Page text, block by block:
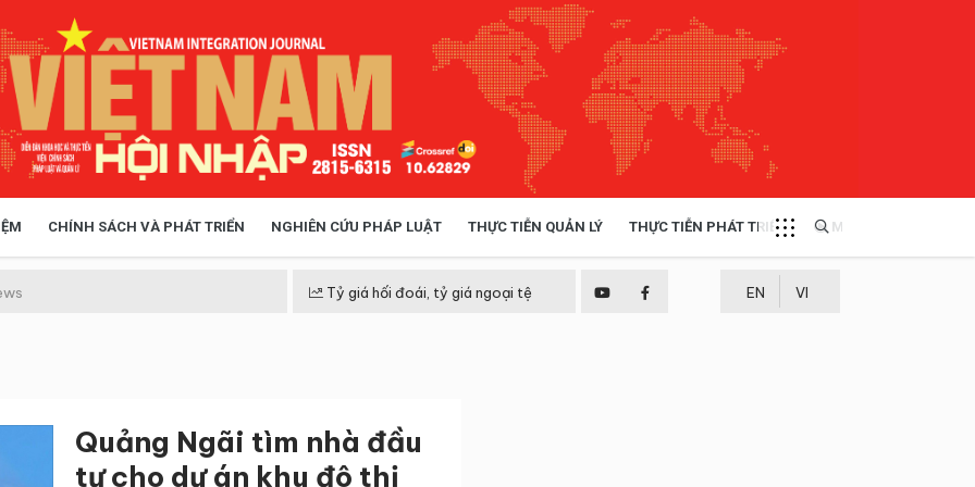
CHÍNH SÁCH VÀ PHÁT TRIỂN NGHIÊN CỨU PHÁP LUẬT THỰC TIỄN QUẢN LÝ THỰC TIỄN PHÁT TRIỂN MULTIMEDIA
Tỷ giá hối đoái, tỷ giá ngoại tệ EN VI
Quảng Ngãi tìm nhà đầu
tư cho dự án khu đô thị